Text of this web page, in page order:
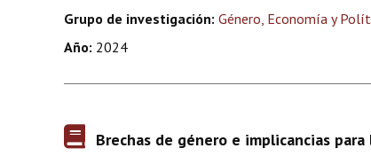
Grupo de investigación: Género, Economía y
Año: 2024
Brechas de género e implicancias